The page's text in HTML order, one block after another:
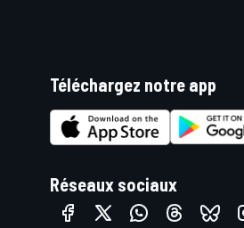
Téléchargez notre app
Réseaux sociaux